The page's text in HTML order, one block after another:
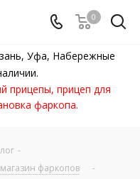
0
Уфа, Набережные
прицепы, прицеп для
фаркопа.
-
фаркопов
-